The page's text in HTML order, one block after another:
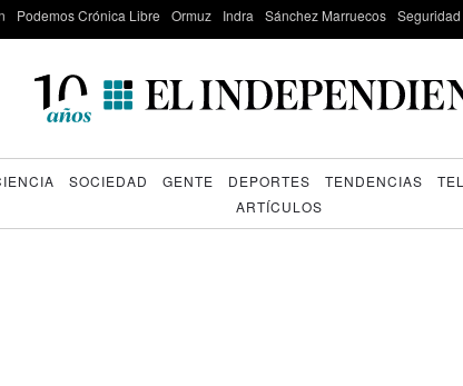
Podemos Crónica Libre Ormuz Indra Sánchez Marruecos
SOCIEDAD GENTE DEPORTES TENDENCIAS
ARTÍCULOS